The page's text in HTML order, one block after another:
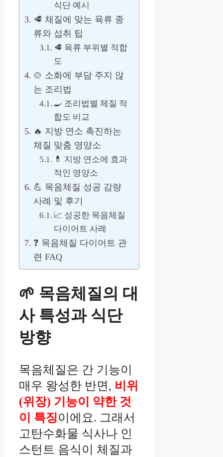
식단 예시
🥩 체질에 맞는 육류 종
류와 섭취 팁
🥩 육류 부위별 적합
도
🍲 소화에 부담 주지 않
는 조리법
🍳 조리법별 체질 적
합도 비교
🔥 지방 연소 촉진하는
체질 맞춤 영양소
💊 지방 연소에 효과
적인 영양소
💪 목음체질 성공 감량
사례 및 후기
📈 성공한 목음체질
다이어트 사례
❓ 목음체질 다이어트 관
련 FAQ
🌱 목음체질의 대
사 특성과 식단
방향
목음체질은 간 기능이
매우 왕성한 반면, 비위
(위장) 기능이 약한 것
이 특징이에요. 그래서
고탄수화물 식사나 인
스턴트 음식이 체질과